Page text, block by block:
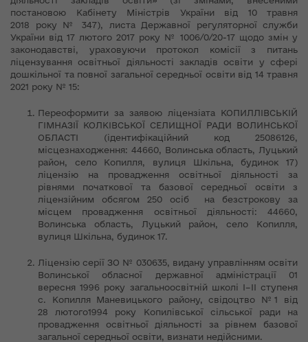
постановою Кабінету Міністрів України від 10 травня
2018 року № 347), листа Державної регуляторної служби
України від 17 лютого 2017 року № 1006/0/20-17 щодо змін у
законодавстві, ураховуючи протокол комісії з питань
ліцензування освітньої діяльності закладів освіти у сфері
дошкільної та повної загальної середньої освіти від 14 травня
2021 року № 15:
Переоформити за заявою ліцензіата КОПИЛЛІВСЬКІЙ
ГІМНАЗІЇ КОЛКІВСЬКОЇ СЕЛИЩНОЇ РАДИ ВОЛИНСЬКОЇ
ОБЛАСТІ (ідентифікаційний код 25086126,
місцезнаходження: 44660, Волинська область, Луцький
район, село Копилля, вулиця Шкільна, будинок 17)
ліцензію на провадження освітньої діяльності за
рівнями початкової та базової середньої освіти з
ліцензійним обсягом 250 осіб на безстрокову за
місцем провадження освітньої діяльності: 44660,
Волинська область, Луцький район, село Копилля,
вулиця Шкільна, будинок 17.
Ліцензію серії ЗО № 030635, видану управлінням освіти
Волинської обласної державної адміністрації 01
вересня 1996 року загальноосвітній школі І–ІІ ступеня
с. Копилля Маневицького району, свідоцтво №1 від
28 лютого1994 року Копилівської сільської ради на
провадження освітньої діяльності за рівнем базової
загальної середньої освіти, визнати недійсними.